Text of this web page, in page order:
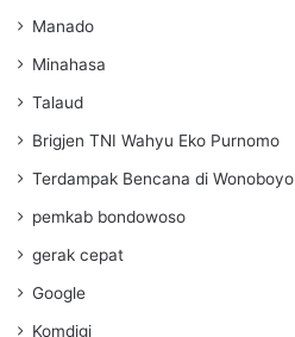
Manado
Minahasa
Talaud
Brigjen TNI Wahyu Eko Purnomo
Terdampak Bencana di Wonoboyo
pemkab bondowoso
gerak cepat
Google
Komdigi